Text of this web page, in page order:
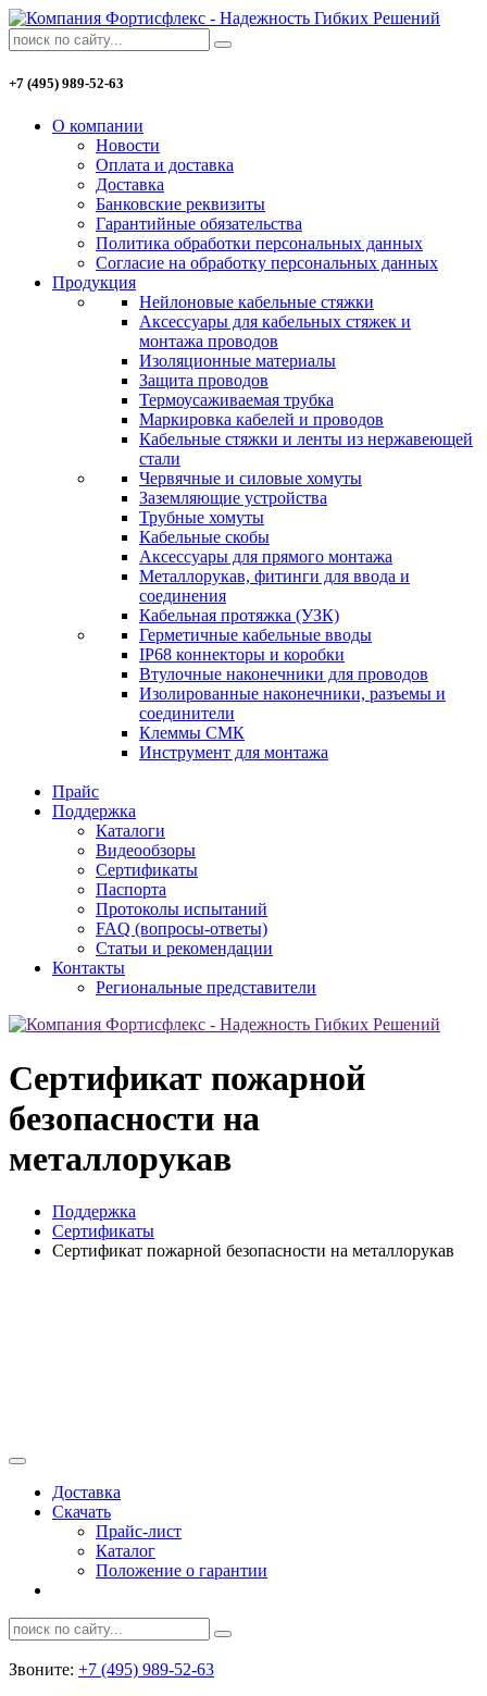
+7 (495) 989-52-63
О компании
Новости
Оплата и доставка
Доставка
Банковские реквизиты
Гарантийные обязательства
Политика обработки персональных данных
Согласие на обработку персональных данных
Продукция
Нейлоновые кабельные стяжки
Аксессуары для кабельных стяжек и
монтажа проводов
Изоляционные материалы
Защита проводов
Термоусаживаемая трубка
Маркировка кабелей и проводов
Кабельные стяжки и ленты из нержавеющей
стали
Червячные и силовые хомуты
Заземляющие устройства
Трубные хомуты
Кабельные скобы
Аксессуары для прямого монтажа
Металлорукав, фитинги для ввода и
соединения
Кабельная протяжка (УЗК)
Герметичные кабельные вводы
IP68 коннекторы и коробки
Втулочные наконечники для проводов
Изолированные наконечники, разъемы и
соединители
Клеммы СМК
Инструмент для монтажа
Прайс
Поддержка
Каталоги
Видеообзоры
Сертификаты
Паспорта
Протоколы испытаний
FAQ (вопросы-ответы)
Статьи и рекомендации
Контакты
Региональные представители
Сертификат пожарной
безопасности на
металлорукав
Поддержка
Сертификаты
Сертификат пожарной безопасности на металлорукав
Доставка
Скачать
Прайс-лист
Каталог
Положение о гарантии
Звоните: +7 (495) 989-52-63